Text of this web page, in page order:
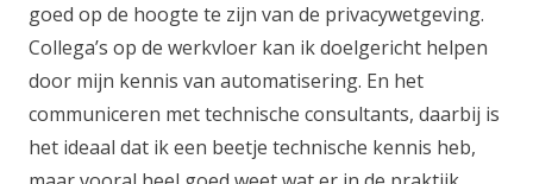
goed op de hoogte te zijn van de privacywetgeving.
Collega’s op de werkvloer kan ik doelgericht helpen
door mijn kennis van automatisering. En het
communiceren met technische consultants, daarbij is
het ideaal dat ik een beetje technische kennis heb,